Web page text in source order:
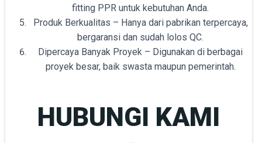
fitting PPR untuk kebutuhan Anda.
Produk Berkualitas – Hanya dari pabrikan terpercaya,
bergaransi dan sudah lolos QC.
Dipercaya Banyak Proyek – Digunakan di berbagai
proyek besar, baik swasta maupun pemerintah.
HUBUNGI KAMI